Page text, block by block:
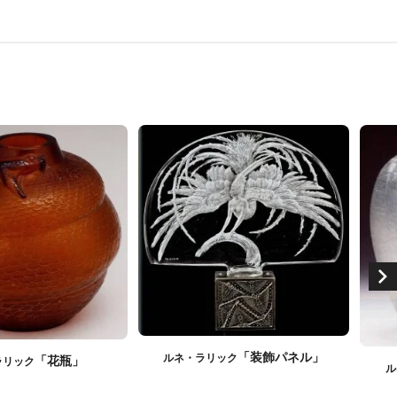
ック 「花瓶」 ルネ・ラリック 「装飾パネル」